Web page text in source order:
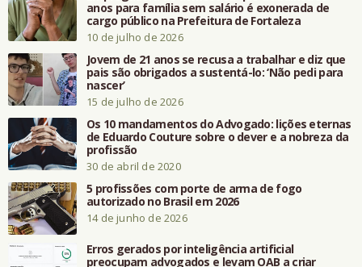
anos para família sem salário é exonerada de
cargo público na Prefeitura de Fortaleza
10 de julho de 2026
Jovem de 21 anos se recusa a trabalhar e diz que
pais são obrigados a sustentá-lo: ‘Não pedi para
nascer’
15 de julho de 2026
Os 10 mandamentos do Advogado: lições eternas
de Eduardo Couture sobre o dever e a nobreza da
profissão
30 de abril de 2020
5 profissões com porte de arma de fogo
autorizado no Brasil em 2026
14 de junho de 2026
Erros gerados por inteligência artificial
preocupam advogados e levam OAB a criar